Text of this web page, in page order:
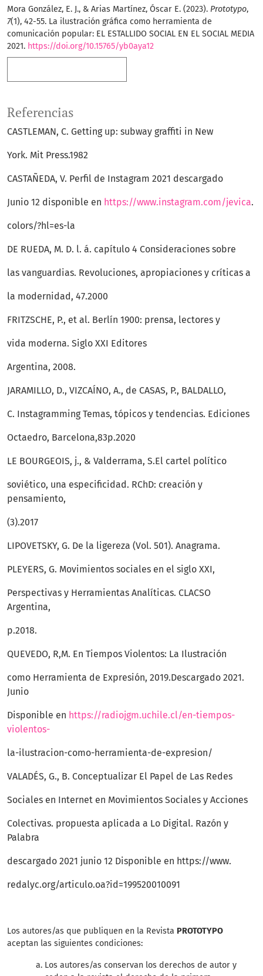
Mora González, E. J., & Arias Martínez, Óscar E. (2023). Prototypo,
7(1), 42-55. La ilustración gráfica como herramienta de
comunicación popular: EL ESTALLIDO SOCIAL EN EL SOCIAL MEDIA
2021. https://doi.org/10.15765/yb0aya12
Referencias
CASTLEMAN, C. Getting up: subway graffiti in New
York. Mit Press.1982
CASTAÑEDA, V. Perfil de Instagram 2021 descargado
Junio 12 disponible en https://www.instagram.com/jevica.
colors/?hl=es-la
DE RUEDA, M. D. l. á. capítulo 4 Consideraciones sobre
las vanguardias. Revoluciones, apropiaciones y críticas a
la modernidad, 47.2000
FRITZSCHE, P., et al. Berlín 1900: prensa, lectores y
vida moderna. Siglo XXI Editores
Argentina, 2008.
JARAMILLO, D., VIZCAÍNO, A., de CASAS, P., BALDALLO,
C. Instagramming Temas, tópicos y tendencias. Ediciones
Octaedro, Barcelona,83p.2020
LE BOURGEOIS, j., & Valderrama, S.El cartel político
soviético, una especificidad. RChD: creación y
pensamiento,
(3).2017
LIPOVETSKY, G. De la ligereza (Vol. 501). Anagrama.
PLEYERS, G. Movimientos sociales en el siglo XXI,
Perspectivas y Herramientas Analíticas. CLACSO
Argentina,
p.2018.
QUEVEDO, R,M. En Tiempos Violentos: La Ilustración
como Herramienta de Expresión, 2019.Descargado 2021.
Junio
Disponible en https://radiojgm.uchile.cl/en-tiempos-
violentos-
la-ilustracion-como-herramienta-de-expresion/
VALADÉS, G., B. Conceptualizar El Papel de Las Redes
Sociales en Internet en Movimientos Sociales y Acciones
Colectivas. propuesta aplicada a Lo Digital. Razón y
Palabra
descargado 2021 junio 12 Disponible en https://www.
redalyc.org/articulo.oa?id=199520010091
Los autores/as que publiquen en la Revista PROTOTYPO
aceptan las siguientes condiciones:
Los autores/as conservan los derechos de autor y